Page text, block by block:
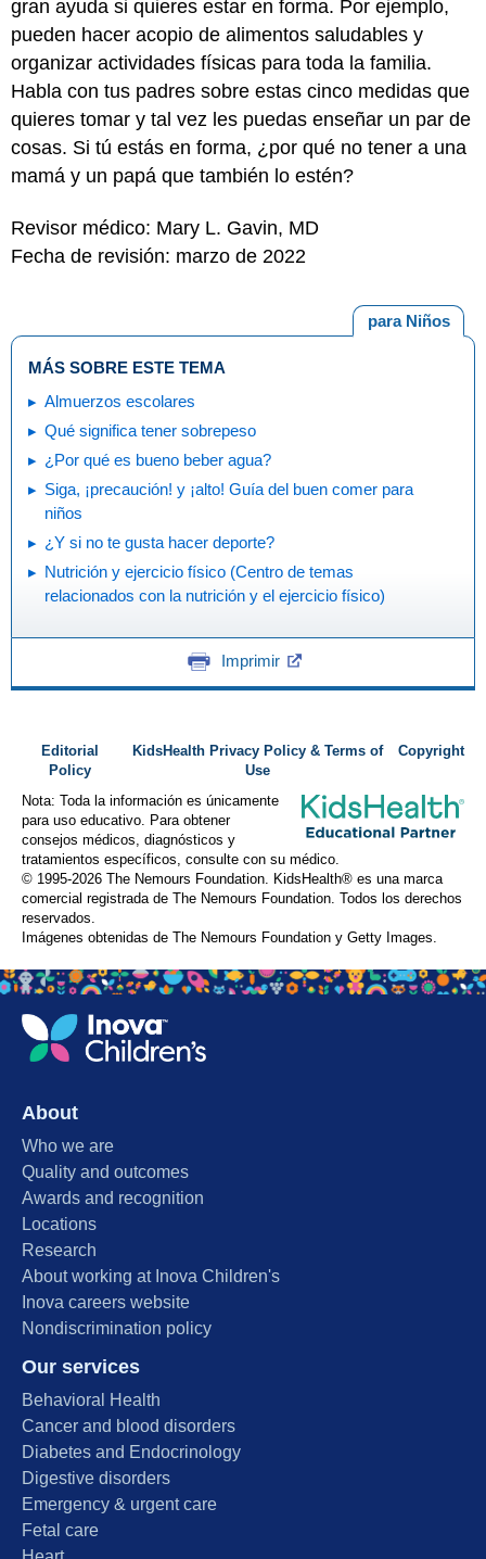
gran ayuda si quieres estar en forma. Por ejemplo,
pueden hacer acopio de alimentos saludables y
organizar actividades físicas para toda la familia.
Habla con tus padres sobre estas cinco medidas que
quieres tomar y tal vez les puedas enseñar un par de
cosas. Si tú estás en forma, ¿por qué no tener a una
mamá y un papá que también lo estén?
Revisor médico: Mary L. Gavin, MD
Fecha de revisión: marzo de 2022
para Niños
MÁS SOBRE ESTE TEMA
Almuerzos escolares
Qué significa tener sobrepeso
¿Por qué es bueno beber agua?
Siga, ¡precaución! y ¡alto! Guía del buen comer para
niños
¿Y si no te gusta hacer deporte?
Nutrición y ejercicio físico (Centro de temas
relacionados con la nutrición y el ejercicio físico)
Imprimir
Editorial
Policy
KidsHealth Privacy Policy & Terms of
Use
Copyright
Nota: Toda la información es únicamente
para uso educativo. Para obtener
consejos médicos, diagnósticos y
tratamientos específicos, consulte con su médico.
© 1995-2026 The Nemours Foundation. KidsHealth® es una marca
comercial registrada de The Nemours Foundation. Todos los derechos
reservados.
Imágenes obtenidas de The Nemours Foundation y Getty Images.
About
Who we are
Quality and outcomes
Awards and recognition
Locations
Research
About working at Inova Children's
Inova careers website
Nondiscrimination policy
Our services
Behavioral Health
Cancer and blood disorders
Diabetes and Endocrinology
Digestive disorders
Emergency & urgent care
Fetal care